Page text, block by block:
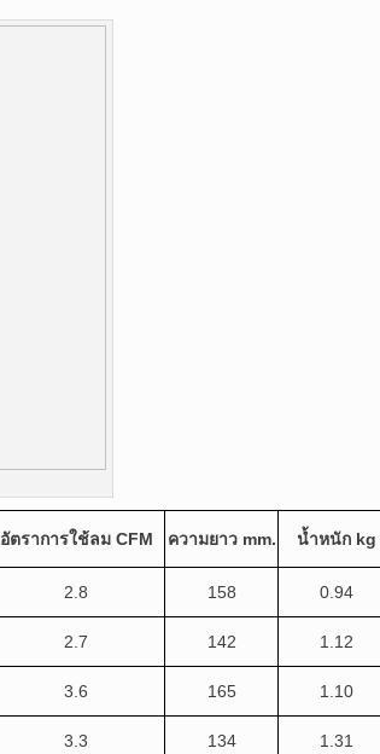
อัตราการใช้ลมCFM ความยาว mm. น้ำหนัก kg
2.8 158 0.94
2.7 142 1.12
3.6 165 1.10
3.3 134 1.31